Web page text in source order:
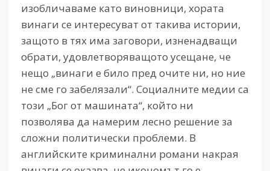
изобличаваме като виновници, хората
винаги се интересуват от такива истории,
защото в тях има заговори, изненадващи
обрати, удовлетворяващото усещане, че
нещо „винаги е било пред очите ни, но ние
не сме го забелязали“. Социалните медии са
този „Бог от машината“, който ни
позволява да намерим лесно решение за
сложни политически проблеми. В
английските криминални романи накрая